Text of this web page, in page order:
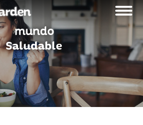
mundo
Saludable